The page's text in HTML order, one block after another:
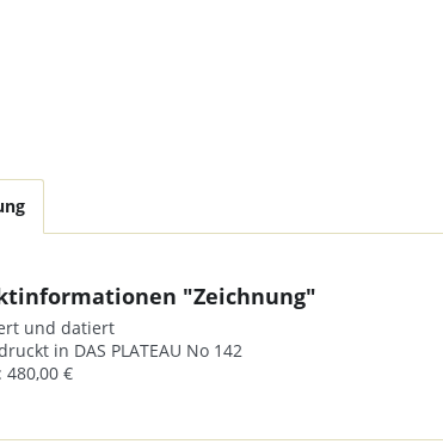
"Zeichnung"
und datiert
in DAS PLATEAU No 142
480,00 €